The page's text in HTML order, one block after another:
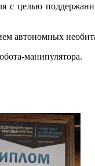
поддержания
автономных
манипулятора.